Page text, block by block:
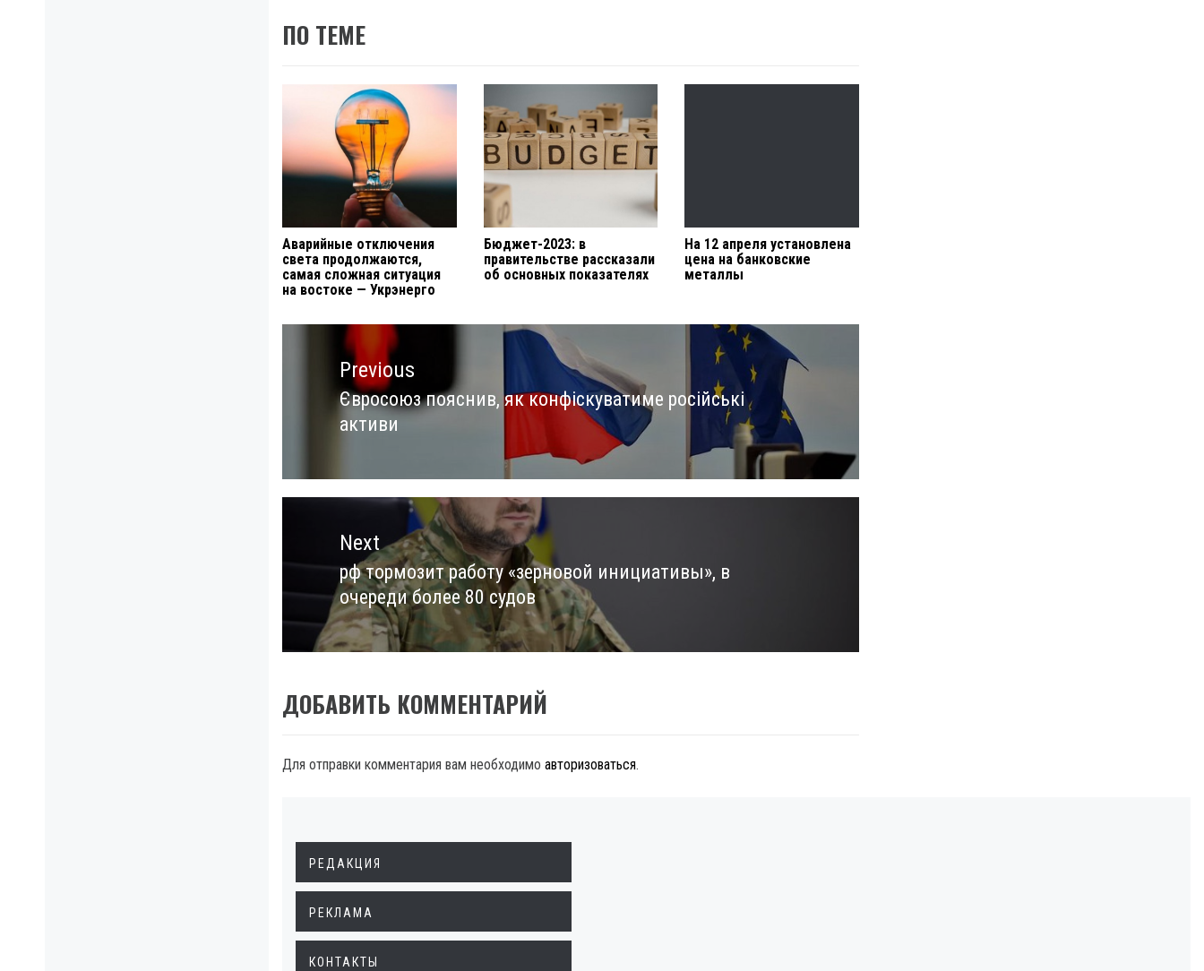
ПО ТЕМЕ
Аварийные отключения
света продолжаются,
самая сложная ситуация
на востоке — Укрэнерго
Бюджет-2023: в
правительстве рассказали
об основных показателях
На 12 апреля установлена
цена на банковские
металлы
Навигация
записямPrevious
Previous
post:
Євросоюз пояснив, як конфіскуватиме російські
активи
Next
Next
post:
рф тормозит работу «зерновой инициативы», в
очереди более 80 судов
ДОБАВИТЬ КОММЕНТАРИЙ
Для отправки комментария вам необходимо авторизоваться.
РЕДАКЦИЯ
РЕКЛАМА
КОНТАКТЫ